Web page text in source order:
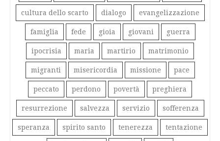
cultura dello scarto dialogo evangelizzazione
famiglia fede gioia giovani guerra
ipocrisia maria martirio matrimonio
migranti misericordia missione pace
peccato perdono povertà preghiera
resurrezione salvezza servizio sofferenza
speranza spirito santo tenerezza tentazione